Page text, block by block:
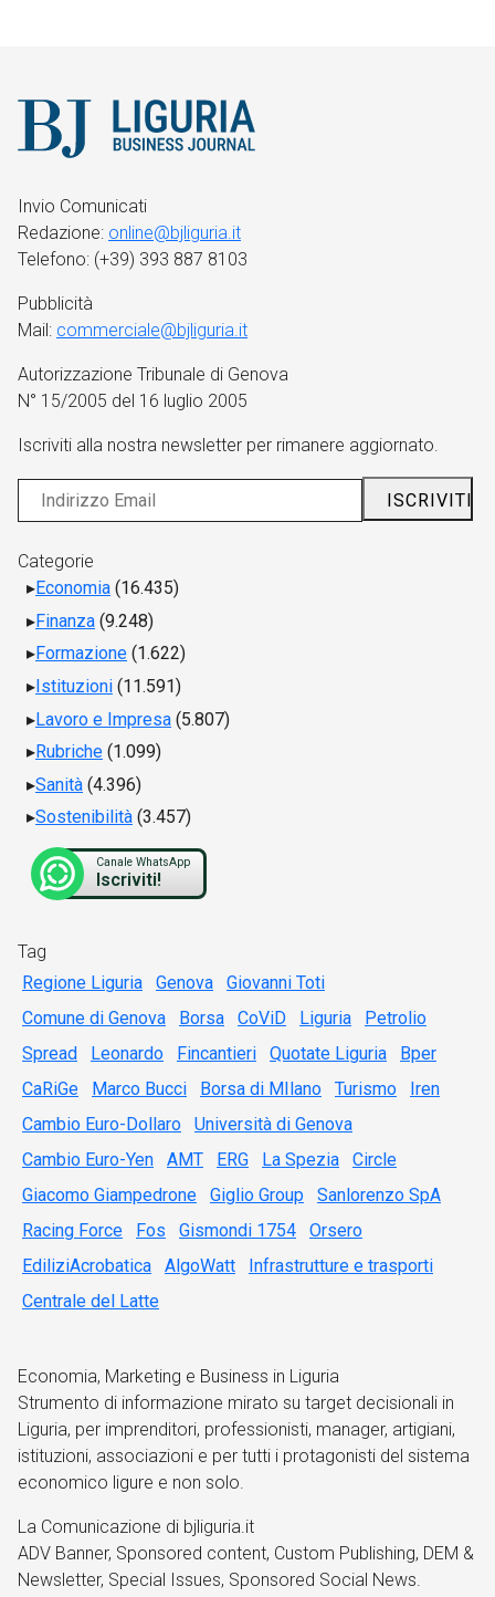
Invio Comunicati
Redazione: online@bjliguria.it
Telefono: (+39) 393 887 8103
Pubblicità
Mail: commerciale@bjliguria.it
Autorizzazione Tribunale di Genova
N° 15/2005 del 16 luglio 2005
Iscriviti alla nostra newsletter per rimanere aggiornato.
Categorie
Economia (16.435)
Finanza (9.248)
Formazione (1.622)
Istituzioni (11.591)
Lavoro e Impresa (5.807)
Rubriche (1.099)
Sanità (4.396)
Sostenibilità (3.457)
Canale WhatsApp
Iscriviti!
Tag
Regione Liguria
Genova
Giovanni Toti
Comune di Genova
Borsa CoViD Liguria
Petrolio
Spread
Leonardo Fincantieri Quotate Liguria
Bper
CaRiGe
Marco Bucci Borsa di MIlano Turismo
Iren
Cambio Euro-Dollaro
Università di Genova
Cambio Euro-Yen
AMT ERG La Spezia
Circle
Giacomo Giampedrone
Giglio Group
Sanlorenzo SpA
Racing Force
Fos Gismondi 1754
Orsero
EdiliziAcrobatica
AlgoWatt
Infrastrutture e trasporti
Centrale del Latte
Economia, Marketing e Business in Liguria
Strumento di informazione mirato su target decisionali in
Liguria, per imprenditori, professionisti, manager, artigiani,
istituzioni, associazioni e per tutti i protagonisti del sistema
economico ligure e non solo.
La Comunicazione di bjliguria.it
ADV Banner, Sponsored content, Custom Publishing, DEM &
Newsletter, Special Issues, Sponsored Social News.